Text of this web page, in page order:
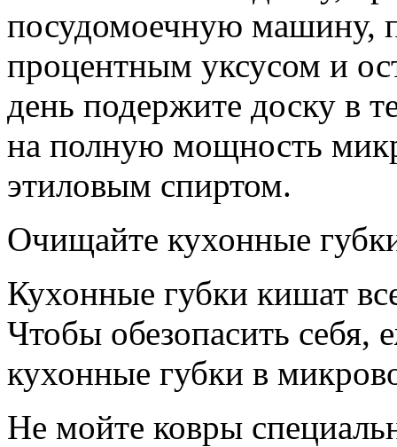
посудомоечную машину,
процентным уксусом и
день подержите доску в
на полную мощность
этиловым спиртом.
Очищайте кухонные
Кухонные губки кишат
Чтобы обезопасить себя,
кухонные губки в
Не мойте ковры